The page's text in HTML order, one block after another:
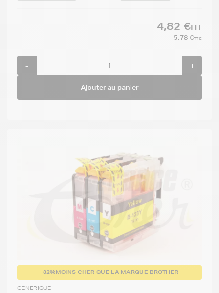
4,82 €HT
5,78 €TTC
- +
Ajouter au panier
-82%MOINS CHER QUE LA MARQUE BROTHER
GENERIQUE